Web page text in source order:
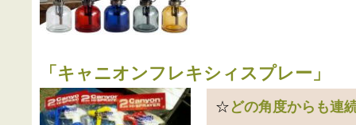
「 キャニオンフレキシィスプレー 」
☆ どの角度からも連